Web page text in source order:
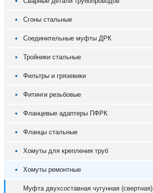
Сгоны стальные
Соединительные муфты ДРК
Тройники стальные
Фильтры и грязевики
Фитинги резьбовые
Фланцевые адаптеры ПФРК
Фланцы стальные
Хомуты для крепления труб
Хомуты ремонтные
Муфта двухсоставная чугунная (свертная)